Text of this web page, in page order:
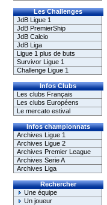
Les Challenges
JdB Ligue 1
JdB PremierShip
JdB Calcio
JdB Liga
Ligue 1 plus de buts
Survivor Ligue 1
Challenge Ligue 1
Infos Clubs
Les clubs Français
Les clubs Européens
Le mercato estival
Infos championnats
Archives Ligue 1
Archives Ligue 2
Archives Premier League
Archives Serie A
Archives Liga
Rechercher
Une équipe
Un joueur